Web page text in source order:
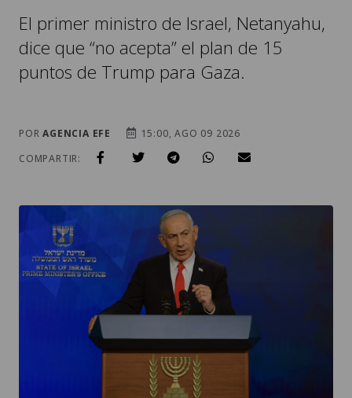
El primer ministro de Israel, Netanyahu,
dice que “no acepta” el plan de 15
puntos de Trump para Gaza.
PORAGENCIA EFE
15:00, AGO 09 2026
COMPARTIR: